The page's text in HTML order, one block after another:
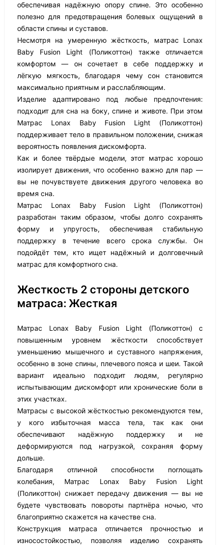
обеспечивая надёжную опору спине. Это особенно
полезно для предотвращения болевых ощущений в
области спины и суставов.
Несмотря на умеренную жёсткость, матрас Lonax
Baby Fusion Light (Поликоттон) также отличается
комфортом — он сочетает в себе поддержку и
лёгкую мягкость, благодаря чему сон становится
максимально приятным и расслабляющим.
Изделие адаптировано под любые предпочтения:
подходит для сна на боку, спине и животе. При этом
Матрас Lonax Baby Fusion Light (Поликоттон)
поддерживает тело в правильном положении, снижая
вероятность появления дискомфорта.
Как и более твёрдые модели, этот матрас хорошо
изолирует движения, что особенно важно для пар —
вы не почувствуете движения другого человека во
время сна.
Матрас Lonax Baby Fusion Light (Поликоттон)
разработан таким образом, чтобы долго сохранять
форму и упругость, обеспечивая стабильную
поддержку в течение всего срока службы. Он
подойдёт тем, кто ищет надёжный и долговечный
матрас для комфортного сна.
Жесткость 2 стороны детского
матраса: Жесткая
Матрас Lonax Baby Fusion Light (Поликоттон) с
повышенным уровнем жёсткости способствует
уменьшению мышечного и суставного напряжения,
особенно в зоне спины, плечевого пояса и шеи. Такой
вариант идеально подходит людям, регулярно
испытывающим дискомфорт или хронические боли в
этих участках.
Матрасы с высокой жёсткостью рекомендуются тем,
у кого избыточная масса тела, так как они
обеспечивают надёжную поддержку и не
деформируются под нагрузкой, сохраняя форму
дольше.
Благодаря отличной способности поглощать
колебания, Матрас Lonax Baby Fusion Light
(Поликоттон) снижает передачу движения — вы не
будете чувствовать повороты партнёра ночью, что
благоприятно скажется на качестве сна.
Конструкция матраса отличается прочностью и
износостойкостью, позволяя изделию сохранять